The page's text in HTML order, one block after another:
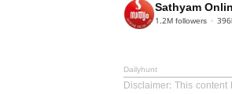
Sathyam
1.2M followers
Dailyhunt
Disclaimer: This content